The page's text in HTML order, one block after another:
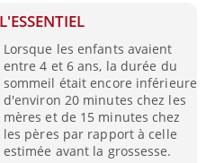
L'ESSENTIEL
Lorsque les enfants avaient
entre 4 et 6 ans, la durée du
sommeil était encore inférieure
d'environ 20 minutes chez les
mères et de 15 minutes chez
les pères par rapport à celle
estimée avant la grossesse.